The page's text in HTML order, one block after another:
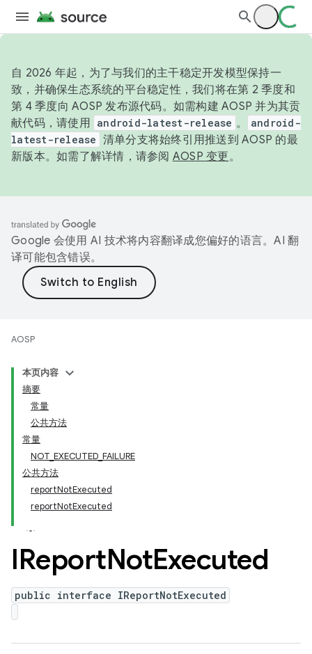
自 2026 年起，为了与我们的主干稳定开发模型保持一
致，并确保生态系统的平台稳定性，我们将在第 2 季度和
第 4 季度向 AOSP 发布源代码。如需构建 AOSP 并为其贡
献代码，请使用 android-latest-release 。
android-
latest-release 清单分支将始终引用推送到 AOSP 的最
新版本。如需了解详情，请参阅 AOSP 变更。
Google 会使用 AI 技术将内容翻译成您偏好的语言。AI 翻
译可能包含错误。
AOSP
本页内容
摘要
常量
公共方法
常量
NOT_EXECUTED_FAILURE
公共方法
reportNotExecuted
reportNotExecuted
IReportNotExecuted
public interface IReportNotExecuted